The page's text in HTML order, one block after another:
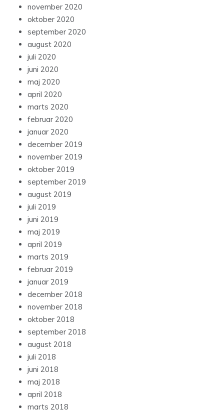
november 2020
oktober 2020
september 2020
august 2020
juli 2020
juni 2020
maj 2020
april 2020
marts 2020
februar 2020
januar 2020
december 2019
november 2019
oktober 2019
september 2019
august 2019
juli 2019
juni 2019
maj 2019
april 2019
marts 2019
februar 2019
januar 2019
december 2018
november 2018
oktober 2018
september 2018
august 2018
juli 2018
juni 2018
maj 2018
april 2018
marts 2018